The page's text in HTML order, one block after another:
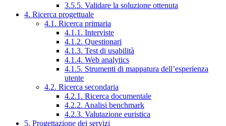
3.5.5. Validare la soluzione ottenuta
4. Ricerca progettuale
4.1. Ricerca primaria
4.1.1. Interviste
4.1.2. Questionari
4.1.3. Test di usabilità
4.1.4. Web analytics
4.1.5. Strumenti di mappatura dell’esperienza
utente
4.2. Ricerca secondaria
4.2.1. Ricerca documentale
4.2.2. Analisi benchmark
4.2.3. Valutazione euristica
5. Progettazione dei servizi